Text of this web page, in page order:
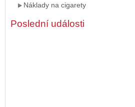
Náklady na cigarety
Poslední události